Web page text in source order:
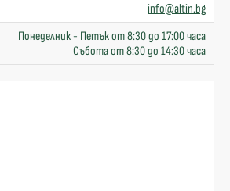
info@altin.bg
Понеделник - Петък от 8:30 до 17:00 часа
Събота от 8:30 до 14:30 часа